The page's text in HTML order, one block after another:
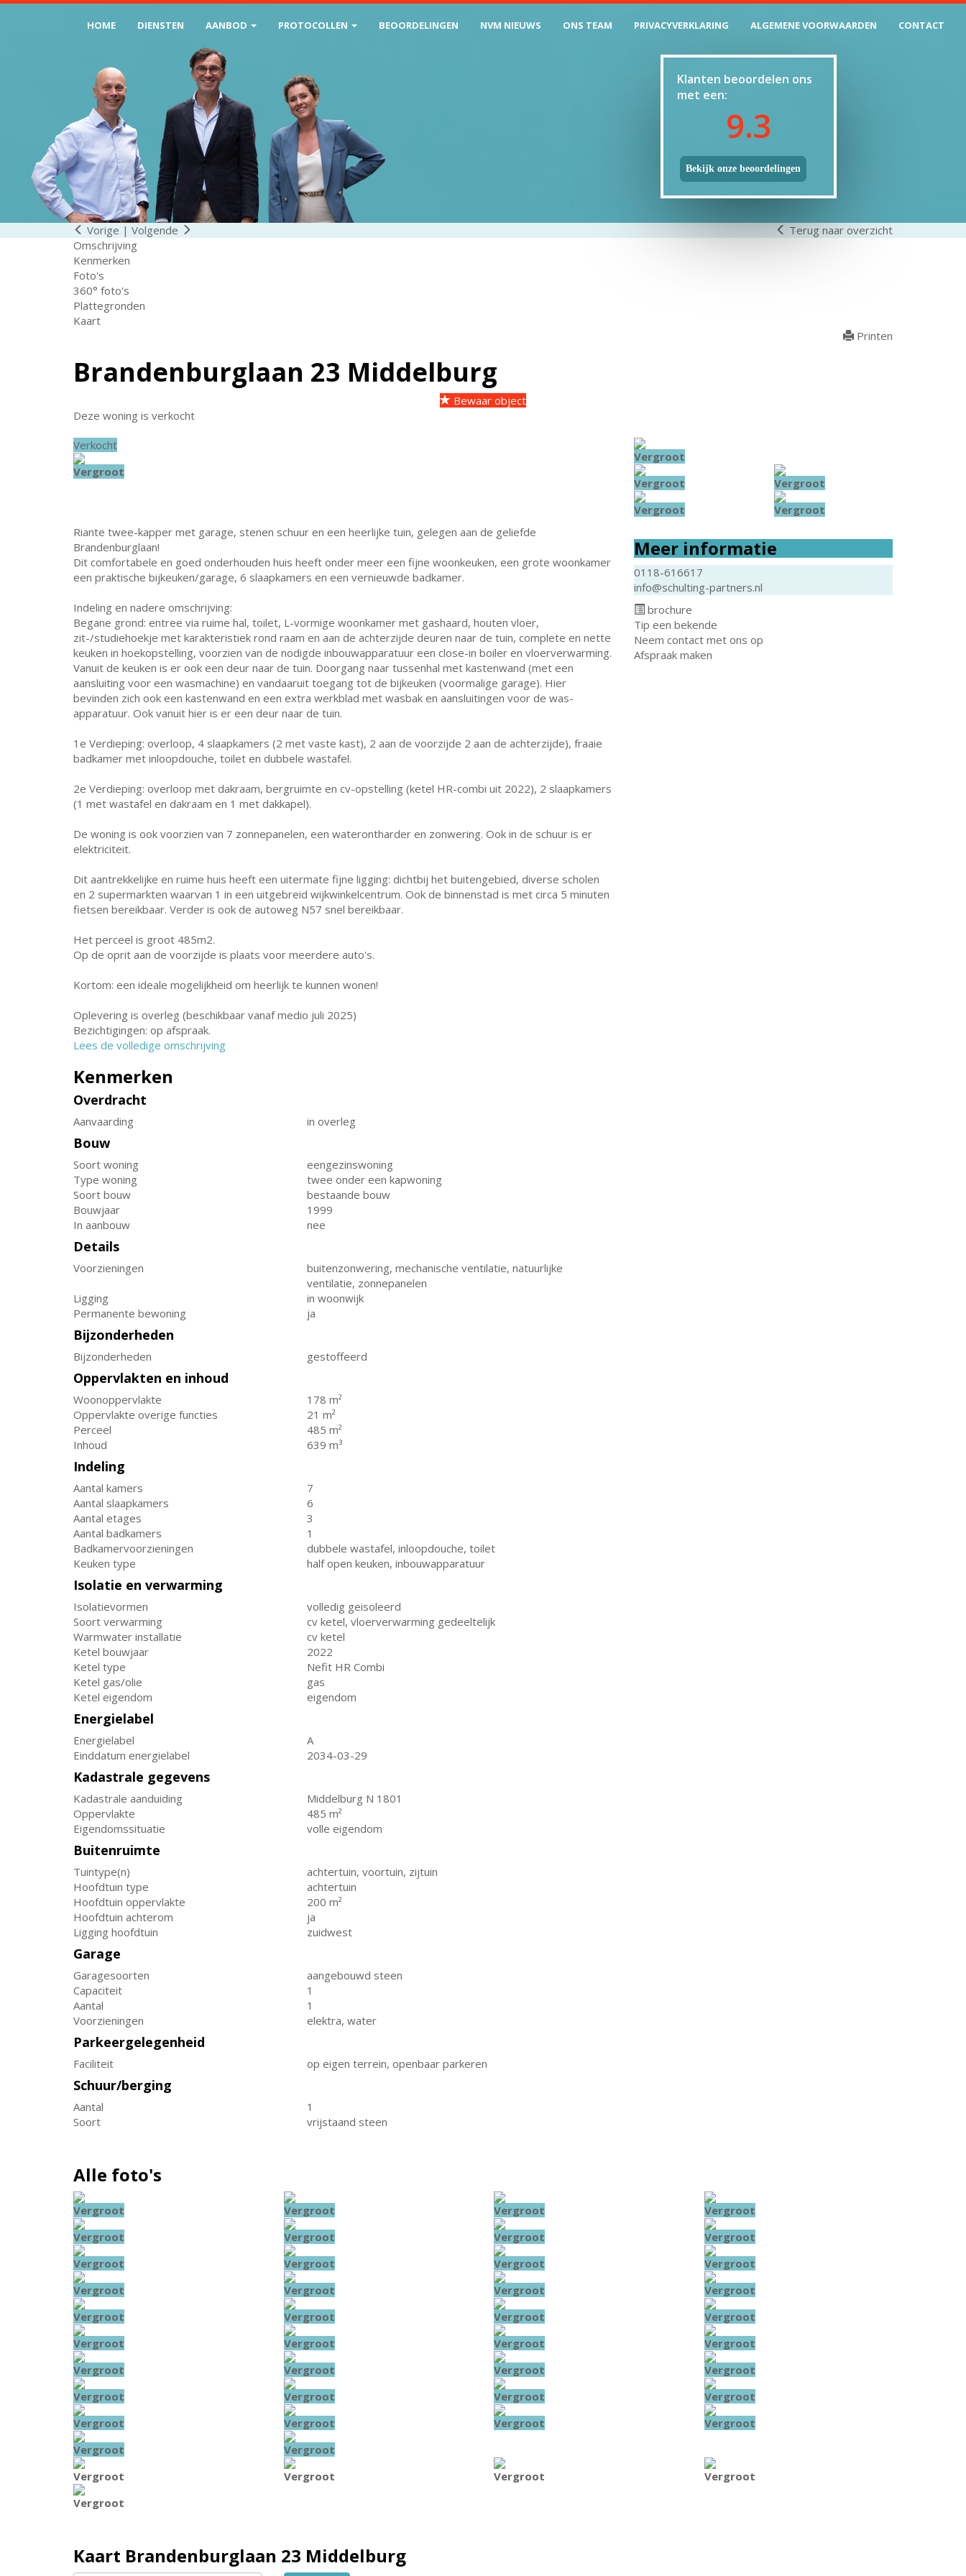
Klanten beoordelen ons
met een:
9.3
Bekijk onze beoordelingen
HOME DIENSTEN AANBOD PROTOCOLLEN BEOORDELINGEN NVM NIEUWS ONS TEAM PRIVACYVERKLARING ALGEMENE VOORWAARDEN CONTACT
Vorige | Volgende
Terug naar overzicht
Omschrijving
Kenmerken
Foto's
360° foto's
Plattegronden
Kaart
Printen
Brandenburglaan 23 Middelburg
Bewaar object
Deze woning is verkocht
Verkocht
Vergroot
Vergroot
Vergroot
Vergroot
Vergroot
Vergroot
Riante twee-kapper met garage, stenen schuur en een heerlijke tuin, gelegen aan de geliefde
Brandenburglaan!
Dit comfortabele en goed onderhouden huis heeft onder meer een fijne woonkeuken, een grote woonkamer
een praktische bijkeuken/garage, 6 slaapkamers en een vernieuwde badkamer.
Indeling en nadere omschrijving:
Begane grond: entree via ruime hal, toilet, L-vormige woonkamer met gashaard, houten vloer,
zit-/studiehoekje met karakteristiek rond raam en aan de achterzijde deuren naar de tuin, complete en nette
keuken in hoekopstelling, voorzien van de nodigde inbouwapparatuur een close-in boiler en vloerverwarming.
Vanuit de keuken is er ook een deur naar de tuin. Doorgang naar tussenhal met kastenwand (met een
aansluiting voor een wasmachine) en vandaaruit toegang tot de bijkeuken (voormalige garage). Hier
bevinden zich ook een kastenwand en een extra werkblad met wasbak en aansluitingen voor de was-
apparatuur. Ook vanuit hier is er een deur naar de tuin.
1e Verdieping: overloop, 4 slaapkamers (2 met vaste kast), 2 aan de voorzijde 2 aan de achterzijde), fraaie
badkamer met inloopdouche, toilet en dubbele wastafel.
2e Verdieping: overloop met dakraam, bergruimte en cv-opstelling (ketel HR-combi uit 2022), 2 slaapkamers
(1 met wastafel en dakraam en 1 met dakkapel).
De woning is ook voorzien van 7 zonnepanelen, een waterontharder en zonwering. Ook in de schuur is er
elektriciteit.
Dit aantrekkelijke en ruime huis heeft een uitermate fijne ligging: dichtbij het buitengebied, diverse scholen
en 2 supermarkten waarvan 1 in een uitgebreid wijkwinkelcentrum. Ook de binnenstad is met circa 5 minuten
fietsen bereikbaar. Verder is ook de autoweg N57 snel bereikbaar.
Het perceel is groot 485m2.
Op de oprit aan de voorzijde is plaats voor meerdere auto's.
Kortom: een ideale mogelijkheid om heerlijk te kunnen wonen!
Oplevering is overleg (beschikbaar vanaf medio juli 2025)
Bezichtigingen: op afspraak.
Lees de volledige omschrijving
Kenmerken
Overdracht
Aanvaarding in overleg
Bouw
Soort woning
eengezinswoning
Type woning
twee onder een kapwoning
Soort bouw
bestaande bouw
Bouwjaar
1999
In aanbouw
nee
Details
Voorzieningen
buitenzonwering, mechanische ventilatie, natuurlijke
ventilatie, zonnepanelen
Ligging
in woonwijk
Permanente bewoning
ja
Bijzonderheden
Bijzonderheden gestoffeerd
Oppervlakten en inhoud
Woonoppervlakte
178 m²
Oppervlakte overige functies
21 m²
Perceel
485 m²
Inhoud
639 m³
Indeling
Aantal kamers
7
Aantal slaapkamers
6
Aantal etages
3
Aantal badkamers
1
Badkamervoorzieningen
dubbele wastafel, inloopdouche, toilet
Keuken type
half open keuken, inbouwapparatuur
Isolatie en verwarming
Isolatievormen
volledig geisoleerd
Soort verwarming
cv ketel, vloerverwarming gedeeltelijk
Warmwater installatie
cv ketel
Ketel bouwjaar
2022
Ketel type
Nefit HR Combi
Ketel gas/olie
gas
Ketel eigendom
eigendom
Energielabel
Energielabel
A
Einddatum energielabel
2034-03-29
Kadastrale gegevens
Kadastrale aanduiding
Middelburg N 1801
Oppervlakte
485 m²
Eigendomssituatie
volle eigendom
Buitenruimte
Tuintype(n)
achtertuin, voortuin, zijtuin
Hoofdtuin type
achtertuin
Hoofdtuin oppervlakte
200 m²
Hoofdtuin achterom
ja
Ligging hoofdtuin
zuidwest
Garage
Garagesoorten
aangebouwd steen
Capaciteit
1
Aantal
1
Voorzieningen
elektra, water
Parkeergelegenheid
Faciliteit op eigen terrein, openbaar parkeren
Schuur/berging
Aantal
1
Soort
vrijstaand steen
Meer informatie
0118-616617
info@schulting-partners.nl
brochure
Tip een bekende
Neem contact met ons op
Afspraak maken
Alle foto's
Vergroot Vergroot Vergroot
Vergroot
Vergroot
Vergroot Vergroot
Vergroot
Vergroot
Vergroot Vergroot
Vergroot
Vergroot
Vergroot Vergroot
Vergroot
Vergroot
Vergroot Vergroot
Vergroot
Vergroot
Vergroot Vergroot
Vergroot
Vergroot
Vergroot Vergroot
Vergroot
Vergroot
Vergroot Vergroot
Vergroot
Vergroot
Vergroot Vergroot
Vergroot
Vergroot
Vergroot
Vergroot
Vergroot Vergroot
Vergroot
Vergroot
Kaart Brandenburglaan 23 Middelburg